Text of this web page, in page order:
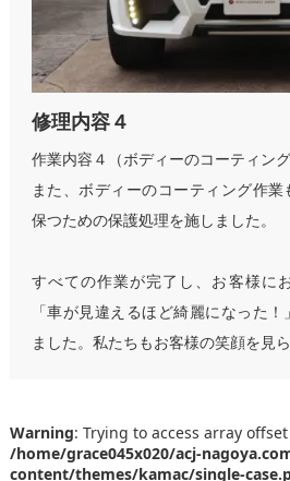
修理内容４
作業内容４（ボディーのコーティング
また、ボディーのコーティング作
保つための保護処理を施しました。
すべての作業が完了し、お客様に
「車が見違えるほど綺麗になった
ました。私たちもお客様の笑顔を見
Warning: Trying to access array
/home/grace045x020/acj-
content/themes/kamac/single-